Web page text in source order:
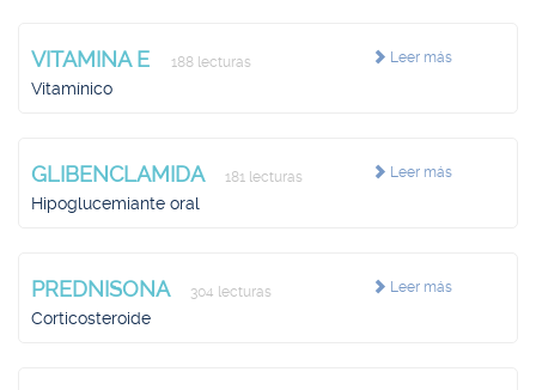
Leer más
VITAMINA E 188 lecturas
Vitamínico
Leer más
GLIBENCLAMIDA 181 lecturas
Hipoglucemiante oral
Leer más
PREDNISONA 304 lecturas
Corticosteroide